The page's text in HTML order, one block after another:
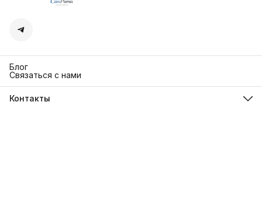
Блог
Связаться с нами
Контакты